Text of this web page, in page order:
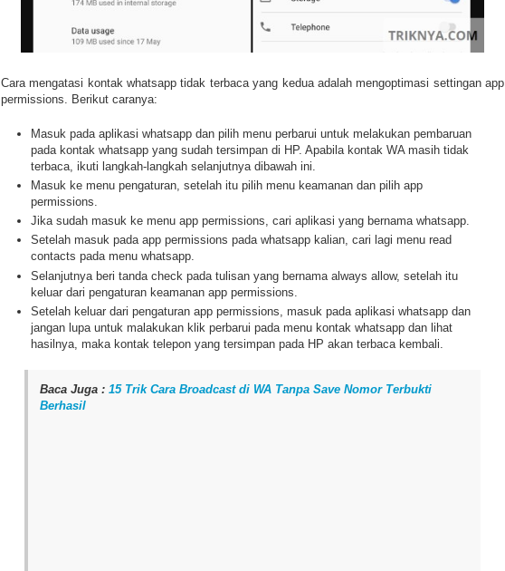
Cara mengatasi kontak whatsapp tidak terbaca yang kedua adalah mengoptimasi settingan app
permissions. Berikut caranya:
Masuk pada aplikasi whatsapp dan pilih menu perbarui untuk melakukan pembaruan
pada kontak whatsapp yang sudah tersimpan di HP. Apabila kontak WA masih tidak
terbaca, ikuti langkah-langkah selanjutnya dibawah ini.
Masuk ke menu pengaturan, setelah itu pilih menu keamanan dan pilih app
permissions.
Jika sudah masuk ke menu app permissions, cari aplikasi yang bernama whatsapp.
Setelah masuk pada app permissions pada whatsapp kalian, cari lagi menu read
contacts pada menu whatsapp.
Selanjutnya beri tanda check pada tulisan yang bernama always allow, setelah itu
keluar dari pengaturan keamanan app permissions.
Setelah keluar dari pengaturan app permissions, masuk pada aplikasi whatsapp dan
jangan lupa untuk malakukan klik perbarui pada menu kontak whatsapp dan lihat
hasilnya, maka kontak telepon yang tersimpan pada HP akan terbaca kembali.
Baca Juga : 15 Trik Cara Broadcast di WA Tanpa Save Nomor Terbukti
Berhasil